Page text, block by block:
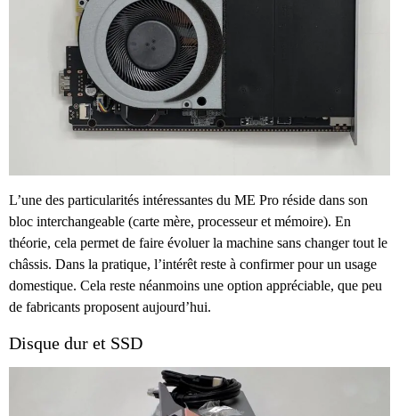
L’une des particularités intéressantes du ME Pro réside dans son
bloc interchangeable (carte mère, processeur et mémoire). En
théorie, cela permet de faire évoluer la machine sans changer tout le
châssis. Dans la pratique, l’intérêt reste à confirmer pour un usage
domestique. Cela reste néanmoins une option appréciable, que peu
de fabricants proposent aujourd’hui.
Disque dur et SSD